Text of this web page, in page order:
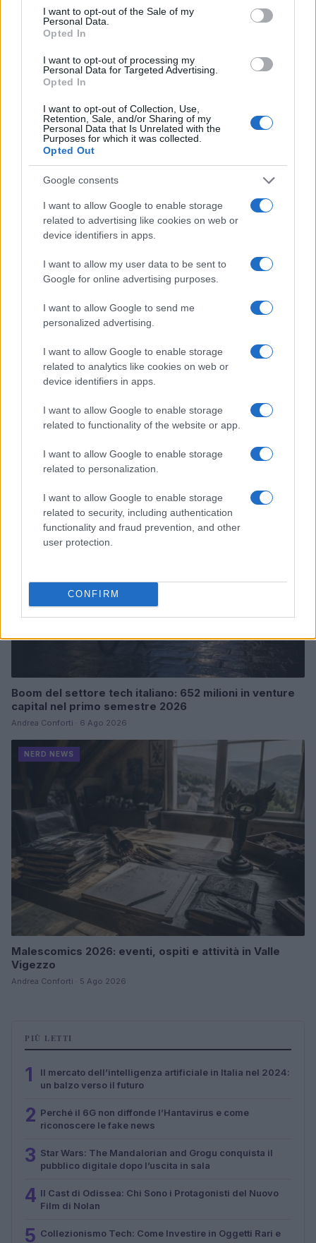
consent section.
I want to opt-out of the Sale of my
Personal Data.
Opted In
I want to opt-out of processing my
Personal Data for Targeted Advertising.
Opted In
I want to opt-out of Collection, Use,
Retention, Sale, and/or Sharing of my
Personal Data that Is Unrelated with the
Purposes for which it was collected.
Opted Out
Google consents
I want to allow Google to enable storage
related to advertising like cookies on web or
device identifiers in apps.
I want to allow my user data to be sent to
Google for online advertising purposes.
I want to allow Google to send me
personalized advertising.
I want to allow Google to enable storage
related to analytics like cookies on web or
device identifiers in apps.
I want to allow Google to enable storage
related to functionality of the website or app.
I want to allow Google to enable storage
related to personalization.
I want to allow Google to enable storage
related to security, including authentication
functionality and fraud prevention, and other
user protection.
CONFIRM
Continua a leggere
NERD NEWS
Pieve Comics 2026: tutto ciò che devi sapere
sull’evento nerd di Perugia
Andrea Conforti · 6 Ago 2026
NERD NEWS
Boom del settore tech italiano: 652 milioni in venture
capital nel primo semestre 2026
Andrea Conforti · 6 Ago 2026
NERD NEWS
Malescomics 2026: eventi, ospiti e attività in Valle
Vigezzo
Andrea Conforti · 5 Ago 2026
PIÙ LETTI
1
Il mercato dell’intelligenza artificiale in Italia nel 2024:
un balzo verso il futuro
2 Perché il 6G non diffonde l’Hantavirus e come
riconoscere le fake news
3 Star Wars: The Mandalorian and Grogu conquista il
pubblico digitale dopo l’uscita in sala
4 Il Cast di Odissea: Chi Sono i Protagonisti del Nuovo
Film di Nolan
5 Collezionismo Tech: Come Investire in Oggetti Rari e